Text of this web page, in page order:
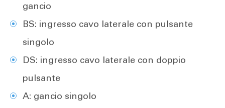
gancio
BS: ingresso cavo laterale con pulsante
singolo
DS: ingresso cavo laterale con doppio
pulsante
A: gancio singolo